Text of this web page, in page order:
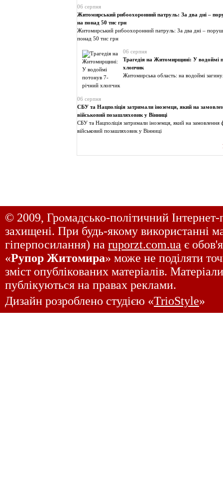
06 серпня
Житомирський рибоохоронний патруль: За два дні –
на понад 50 тис грн
Житомирський рибоохоронний патруль: За два дні –
понад 50 тис грн
06 серпня
Трагедія на Житомирщині: У водоймі
хлопчик
Житомирська область: на водоймі
06 серпня
СБУ та Нацполіція затримали іноземця, який на
військовий позашляховик у Вінниці
СБУ та Нацполіція затримали іноземця, який на замовлення
військовий позашляховик у Вінниці
© 2009, Громадсько-політичний Інтернет-
захищені. При будь-якому використанні
гіперпосилання) на ruporzt.com.ua є
«Рупор Житомира» може не поділяти
зміст опублікованих матеріалів.
публікуються на правах реклами.
Дизайн розроблено студією «TrioStyle»